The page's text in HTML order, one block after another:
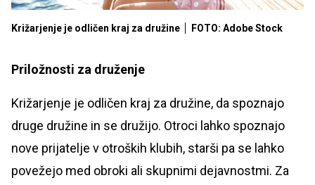
Križarjenje je odličen kraj za družine FOTO: Adobe Stock
Priložnosti za druženje
Križarjenje je odličen kraj za družine, da spoznajo
druge družine in se družijo. Otroci lahko spoznajo
nove prijatelje v otroških klubih, starši pa se lahko
povežejo med obroki ali skupnimi dejavnostmi. Za